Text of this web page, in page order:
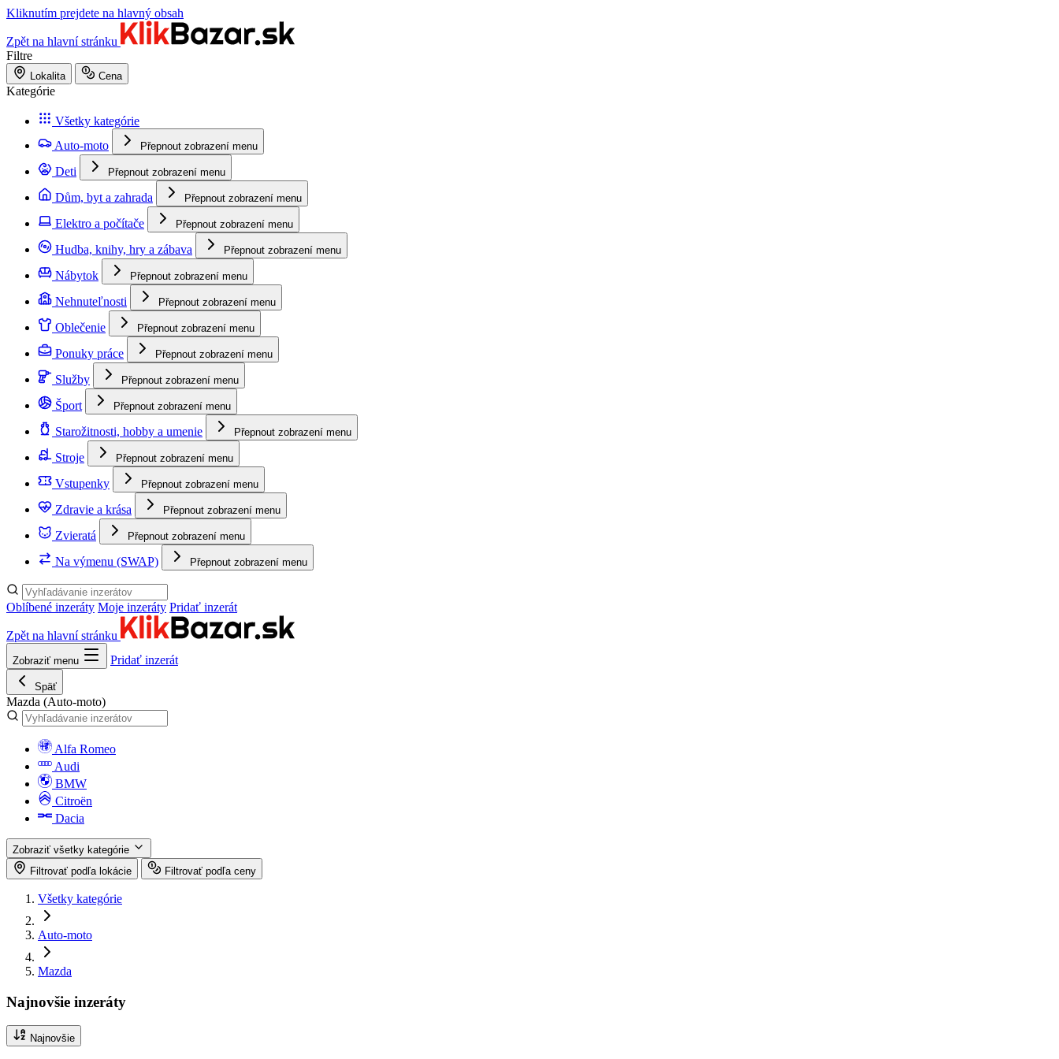
Kliknutím prejdete na hlavný obsah
Zpět na hlavní stránku
Filtre
Lokalita Cena
Kategórie
Všetky kategórie
Auto-moto
Přepnout zobrazení menu
Deti Přepnout zobrazení menu
Dům, byt a zahrada Přepnout zobrazení menu
Elektro a počítače Přepnout zobrazení menu
Hudba, knihy, hry a zábava Přepnout zobrazení menu
Nábytok Přepnout zobrazení menu
Nehnuteľnosti Přepnout zobrazení menu
Oblečenie Přepnout zobrazení menu
Ponuky práce Přepnout zobrazení menu
Služby Přepnout zobrazení menu
Šport Přepnout zobrazení menu
Starožitnosti, hobby a umenie Přepnout zobrazení menu
Stroje Přepnout zobrazení menu
Vstupenky Přepnout zobrazení menu
Zdravie a krása Přepnout zobrazení menu
Zvieratá Přepnout zobrazení menu
Na výmenu (SWAP) Přepnout zobrazení menu
Oblíbené inzeráty Moje inzeráty Pridať inzerát
Zpět na hlavní stránku
Zobraziť menu Pridať inzerát
Späť
Mazda (Auto-moto)
Alfa Romeo
Audi
BMW
Citroën
Dacia
Zobraziť všetky kategórie
Filtrovať podľa lokácie
Filtrovať podľa ceny
Všetky kategórie
Auto-moto
Mazda
Najnovšie inzeráty
Najnovšie